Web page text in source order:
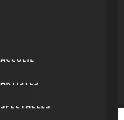
ACCUEIL
ARTISTES
SPECTACLES